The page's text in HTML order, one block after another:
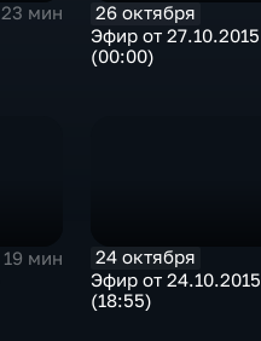
23 мин
26 октября
Эфир от 27.10.2015
(00:00)
19 мин
24 октября
Эфир от 24.10.2015
(18:55)